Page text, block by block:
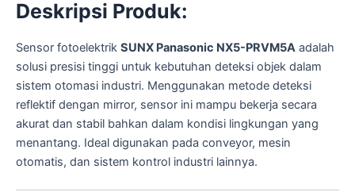
Deskripsi Produk:
Sensor fotoelektrik SUNX Panasonic NX5-PRVM5A adalah
solusi presisi tinggi untuk kebutuhan deteksi objek dalam
sistem otomasi industri. Menggunakan metode deteksi
reflektif dengan mirror, sensor ini mampu bekerja secara
akurat dan stabil bahkan dalam kondisi lingkungan yang
menantang. Ideal digunakan pada conveyor, mesin
otomatis, dan sistem kontrol industri lainnya.